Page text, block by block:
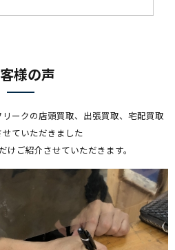
様の声
ークの店頭買取、出張買取、宅配買取
せていただきました
けご紹介させていただきます。